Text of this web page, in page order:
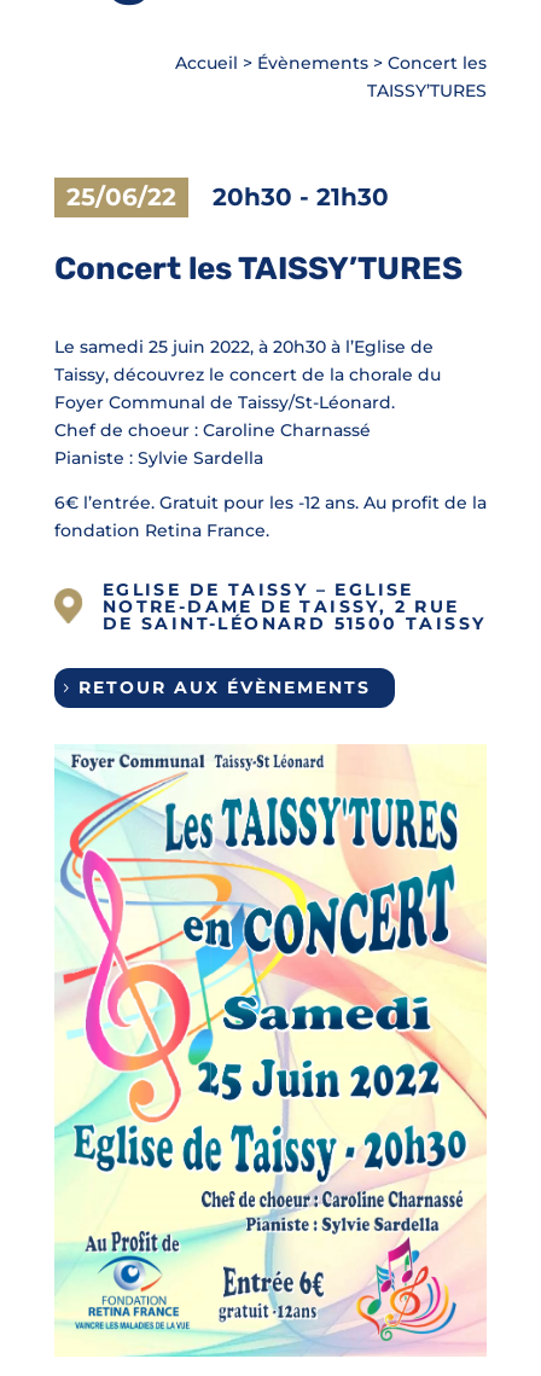
Accueil > Évènements >Concert les
TAISSY’TURES
25/06/22 20h30 - 21h30
Concert les TAISSY’TURES
Le samedi 25 juin 2022, à 20h30 à l’Eglise de
Taissy, découvrez le concert de la chorale du
Foyer Communal de Taissy/St-Léonard.
Chef de choeur : Caroline Charnassé
Pianiste : Sylvie Sardella
6€ l’entrée. Gratuit pour les -12 ans. Au profit de la
fondation Retina France.
EGLISE DE TAISSY – EGLISE
NOTRE-DAME DE TAISSY, 2 RUE
DE SAINT-LÉONARD 51500 TAISSY
RETOUR AUX ÉVÈNEMENTS